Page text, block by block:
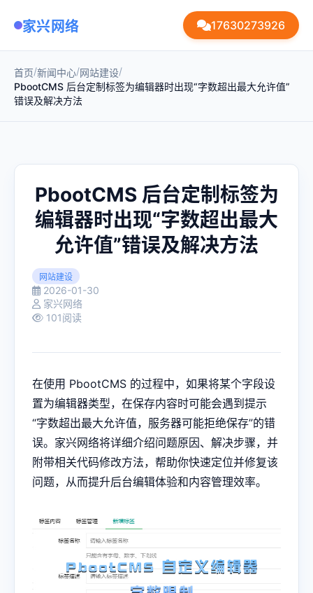
家兴网络 17630273926
首页/新闻中心/网站建设/
PbootCMS 后台定制标签为编辑器时出现“字数超出最大允许值”
错误及解决方法
PbootCMS 后台定制标签为
编辑器时出现“字数超出最大
允许值”错误及解决方法
网站建设
2026-01-30
家兴网络
101阅读
在使用 PbootCMS 的过程中，如果将某个字段设
置为编辑器类型，在保存内容时可能会遇到提示
“字数超出最大允许值，服务器可能拒绝保存”的错
误。家兴网络将详细介绍问题原因、解决步骤，并
附带相关代码修改方法，帮助你快速定位并修复该
问题，从而提升后台编辑体验和内容管理效率。